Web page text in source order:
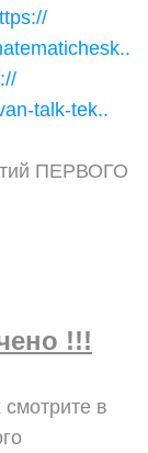
talk-tek..
ПЕРВОГО
!!!
в